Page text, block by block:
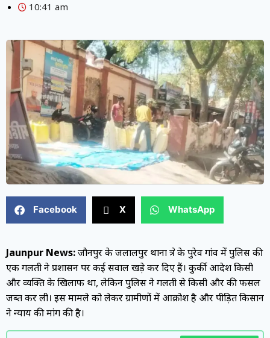
10:41 am
Facebook X WhatsApp
Jaunpur News:जौनपुर के जलालपुर थाना क्षेत्र के पुरेव गांव में पुलिस की
एक गलती ने प्रशासन पर कई सवाल खड़े कर दिए हैं। कुर्की आदेश किसी
और व्यक्ति के खिलाफ था, लेकिन पुलिस ने गलती से किसी और की फसल
जब्त कर ली। इस मामले को लेकर ग्रामीणों में आक्रोश है और पीड़ित किसान
ने न्याय की मांग की है।